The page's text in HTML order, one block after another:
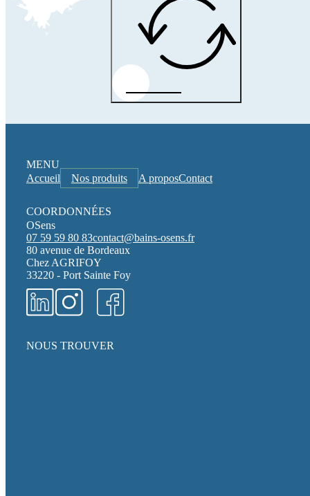
MENU
Accueil
Nos produits A proposContact
NOUS TROUVER
COORDONNÉES
OSens
07 59 59 80 83contact@bains-osens.fr
80 avenue de Bordeaux
Chez AGRIFOY
33220 - Port Sainte Foy